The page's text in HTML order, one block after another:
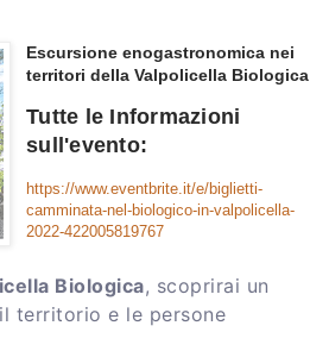
Escursione enogastronomica nei
territori della Valpolicella Biologica
Tutte le Informazioni
sull'evento:
https://www.eventbrite.it/e/biglietti-
camminata-nel-biologico-in-valpolicella-
2022-422005819767
Biologica, scoprirai un
territorio e le persone